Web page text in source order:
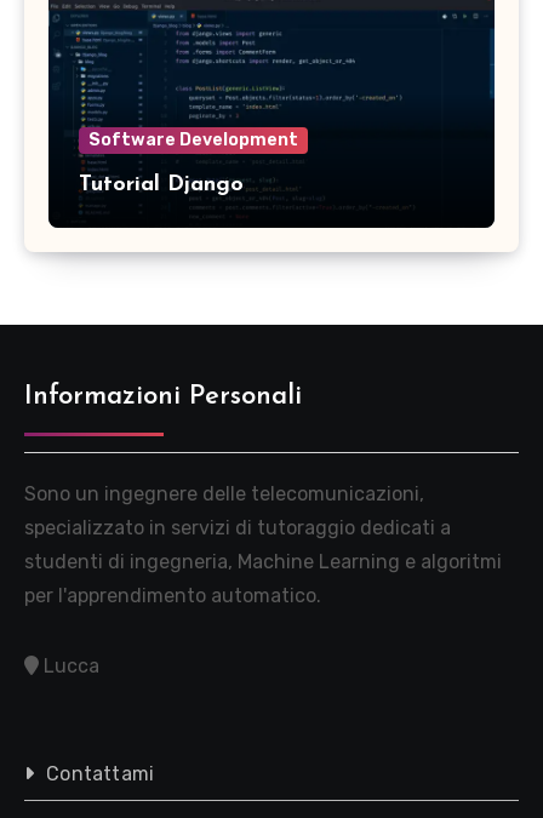
Software Development
Tutorial Django
Informazioni Personali
Sono un ingegnere delle telecomunicazioni,
specializzato in servizi di tutoraggio dedicati a
studenti di ingegneria, Machine Learning e algoritmi
per l'apprendimento automatico.
Lucca
Contattami